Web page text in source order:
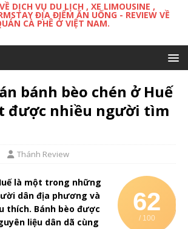
DỊCH VỤ DU LỊCH , XE LIMOUSINE ,
ĐỊA ĐIỂM ĂN UỐNG - REVIEW VỀ
CÀ PHÊ Ở VIỆT NAM.
bánh bèo chén ở Huế
được nhiều người tìm
Thánh Review
62
/ 100
là một trong những
dân địa phương và
thích. Bánh bèo được
liệu dân dã cùng